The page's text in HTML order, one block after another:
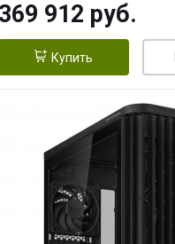
369 912 руб.
Купить